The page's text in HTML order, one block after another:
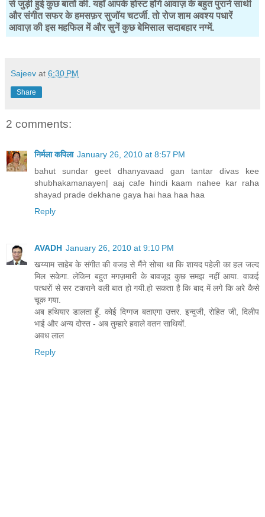
से जुड़ी हुई कुछ बातों की. यहाँ आपके होस्ट होंगे आवाज़ के बहुत पुराने साथी
और संगीत सफर के हमसफ़र सुजॉय चटर्जी. तो रोज शाम अवश्य पधारें
आवाज़ की इस महफिल में और सुनें कुछ बेमिसाल सदाबहार नग्में.
Sajeev at 6:30 PM
Share
2 comments:
निर्मला कपिला January 26, 2010 at 8:57 PM
bahut sundar geet dhanyavaad gan tantar divas kee
shubhakamanayen| aaj cafe hindi kaam nahee kar raha
shayad prade dekhane gaya hai haa haa haa
Reply
AVADH January 26, 2010 at 9:10 PM
खय्याम साहेब के संगीत की वजह से मैंने सोचा था कि शायद पहेली का हल जल्द
मिल सकेगा. लेकिन बहुत मगज़मारी के बावजूद कुछ समझ नहीं आया. वाकई
पत्थरों से सर टकराने वली बात हो गयी.हो सकता है कि बाद में लगे कि अरे कैसे
चूक गया.
अब हथियार डालता हूँ. कोई दिग्गज बताएगा उत्तर. इन्दुजी, रोहित जी, दिलीप
भाई और अन्य दोस्त - अब तुम्हारे हवाले वतन साथियों.
अवध लाल
Reply